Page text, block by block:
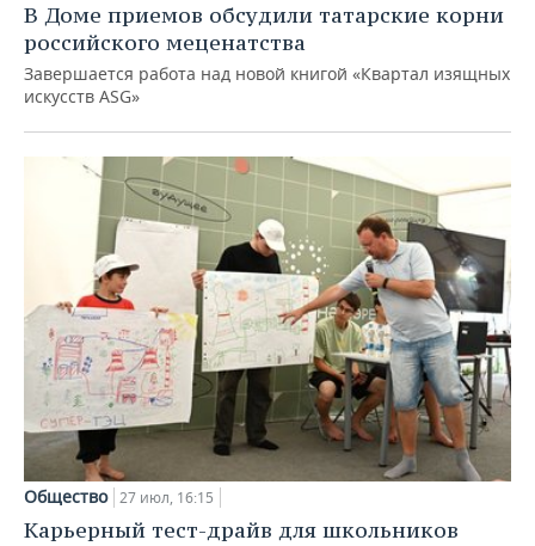
В Доме приемов обсудили татарские корни
российского меценатства
Завершается работа над новой книгой «Квартал изящных
искусств ASG»
Общество 27 июл, 16:15
Карьерный тест-драйв для школьников